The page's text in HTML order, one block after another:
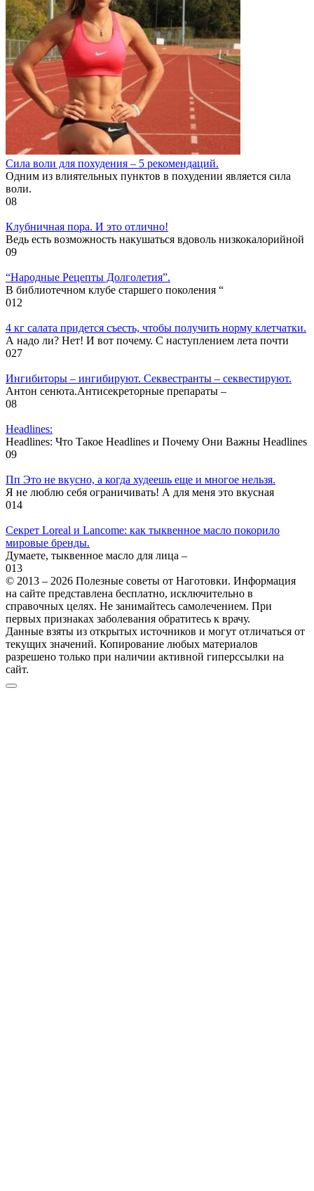
Cила воли для похудения – 5 рекомендаций.
Одним из влиятельных пунктов в похудении является сила
воли.
08
Клубничная пора. И это отлично!
Ведь есть возможность накушаться вдоволь низкокалорийной
09
“Народные Рецепты Долголетия”.
В библиотечном клубе старшего поколения “
012
4 кг салата придется съесть, чтобы получить норму клетчатки.
А надо ли? Нет! И вот почему. С наступлением лета почти
027
Ингибиторы – ингибируют. Секвестранты – секвестируют.
Антон сенюта.Антисекреторные препараты –
08
Headlines:
Headlines: Что Такое Headlines и Почему Они Важны Headlines
09
Пп Это не вкусно, а когда худеешь еще и многое нельзя.
Я не люблю себя ограничивать! А для меня это вкусная
014
Секрет Loreal и Lancome: как тыквенное масло покорило
мировые бренды.
Думаете, тыквенное масло для лица –
013
© 2013 – 2026 Полезные советы от Наготовки. Информация
на сайте представлена бесплатно, исключительно в
справочных целях. Не занимайтесь самолечением. При
первых признаках заболевания обратитесь к врачу.
Данные взяты из открытых источников и могут отличаться от
текущих значений. Копирование любых материалов
разрешено только при наличии активной гиперссылки на
сайт.